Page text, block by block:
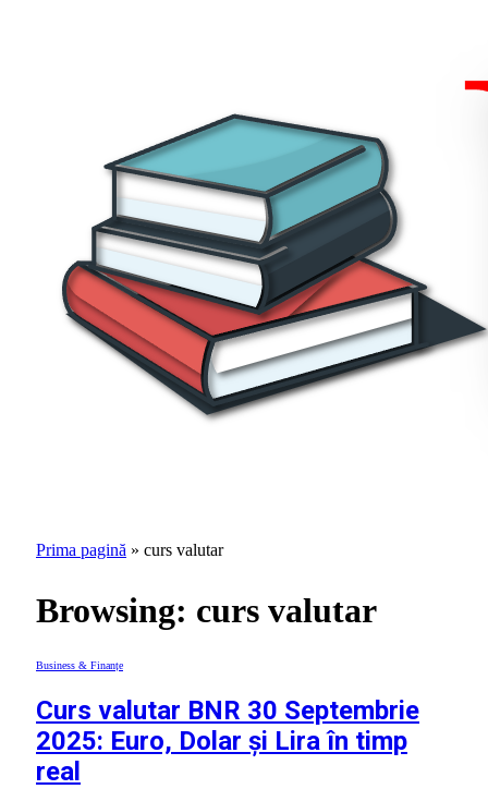
Prima pagină » curs valutar
Browsing: curs valutar
Business & Finanțe
Curs valutar BNR 30 Septembrie
2025: Euro, Dolar și Lira în timp
real